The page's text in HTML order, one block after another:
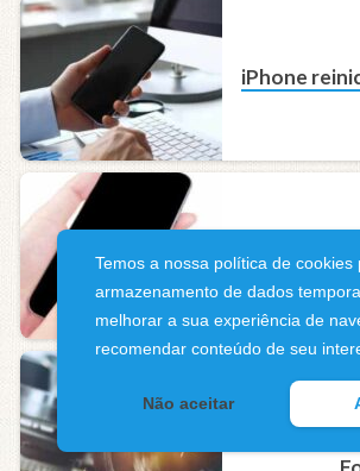
iPhone
Meu
Câmera do
Você
Temos a nossa política de cookies
armazenamento de dados
melhorar a sua experiência de
recomendar conteúdo de seu
Não aceitar